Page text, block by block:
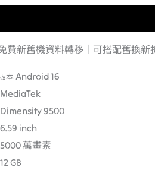
費新舊機資料轉移｜可搭配舊換新
本 Android 16
MediaTek
Dimensity 9500
6.59 inch
5000 萬畫素
12 GB